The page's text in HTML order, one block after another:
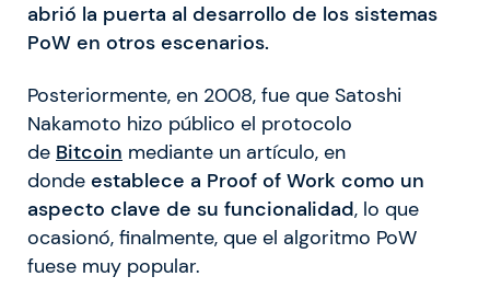
abrió la puerta al desarrollo de los sistemas
PoW en otros escenarios.
Posteriormente, en 2008, fue que Satoshi
Nakamoto hizo público el protocolo
de Bitcoin mediante un artículo, en
donde establece a Proof of Work como un
aspecto clave de su funcionalidad, lo que
ocasionó, finalmente, que el algoritmo PoW
fuese muy popular.